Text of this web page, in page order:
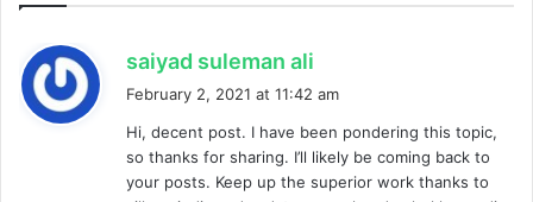
saiyad suleman ali
s
:
February 2, 2021 at 11:42 am
Hi, decent post. I have been pondering this topic,
so thanks for sharing. I’ll likely be coming back to
your posts. Keep up the superior work thanks to